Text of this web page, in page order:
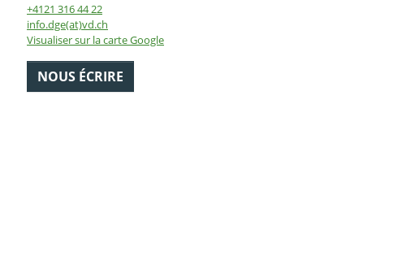
+4121 316 44 22
info.dge(at)vd.ch
Visualiser sur la carte Google
NOUS ÉCRIRE